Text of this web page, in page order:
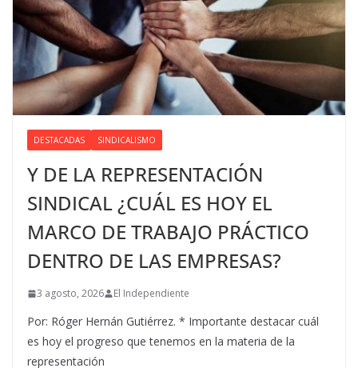
DESTACADAS SINDICALISMO
Y DE LA REPRESENTACIÓN
SINDICAL ¿CUÁL ES HOY EL
MARCO DE TRABAJO PRÁCTICO
DENTRO DE LAS EMPRESAS?
3 agosto, 2026 El Independiente
Por: Róger Hernán Gutiérrez. * Importante destacar cuál
es hoy el progreso que tenemos en la materia de la
representación